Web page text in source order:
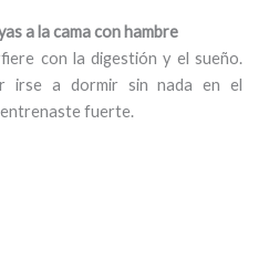
a la cama con hambre
con la digestión y el sueño.
irse a dormir sin nada en el
entrenaste fuerte.